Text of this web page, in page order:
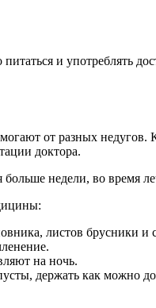
и употреблять
от разных
доктора.
недели, во время
листов брусники
на ночь.
держать как можно